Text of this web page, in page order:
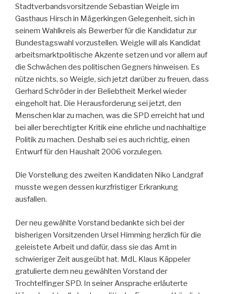
Stadtverbandsvorsitzende Sebastian Weigle im
Gasthaus Hirsch in Mägerkingen Gelegenheit, sich in
seinem Wahlkreis als Bewerber für die Kandidatur zur
Bundestagswahl vorzustellen. Weigle will als Kandidat
arbeitsmarktpolitische Akzente setzen und vor allem auf
die Schwächen des politischen Gegners hinweisen. Es
nütze nichts, so Weigle, sich jetzt darüber zu freuen, dass
Gerhard Schröder in der Beliebtheit Merkel wieder
eingeholt hat. Die Herausforderung sei jetzt, den
Menschen klar zu machen, was die SPD erreicht hat und
bei aller berechtigter Kritik eine ehrliche und nachhaltige
Politik zu machen. Deshalb sei es auch richtig, einen
Entwurf für den Haushalt 2006 vorzulegen.
Die Vorstellung des zweiten Kandidaten Niko Landgraf
musste wegen dessen kurzfristiger Erkrankung
ausfallen.
Der neu gewählte Vorstand bedankte sich bei der
bisherigen Vorsitzenden Ursel Himming herzlich für die
geleistete Arbeit und dafür, dass sie das Amt in
schwieriger Zeit ausgeübt hat. MdL Klaus Käppeler
gratulierte dem neu gewählten Vorstand der
Trochtelfinger SPD. In seiner Ansprache erläuterte